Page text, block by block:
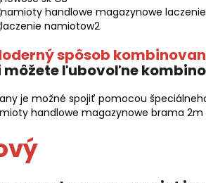
spôsob
môžete ľubovoľne
je možné spojiť pomocou